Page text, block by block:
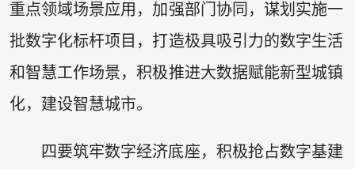
重点领域场景应用，加强部门协同，谋划实施一
批数字化标杆项目，打造极具吸引力的数字生活
和智慧工作场景，积极推进大数据赋能新型城镇
化，建设智慧城市。
四要筑牢数字经济底座，积极抢占数字基建